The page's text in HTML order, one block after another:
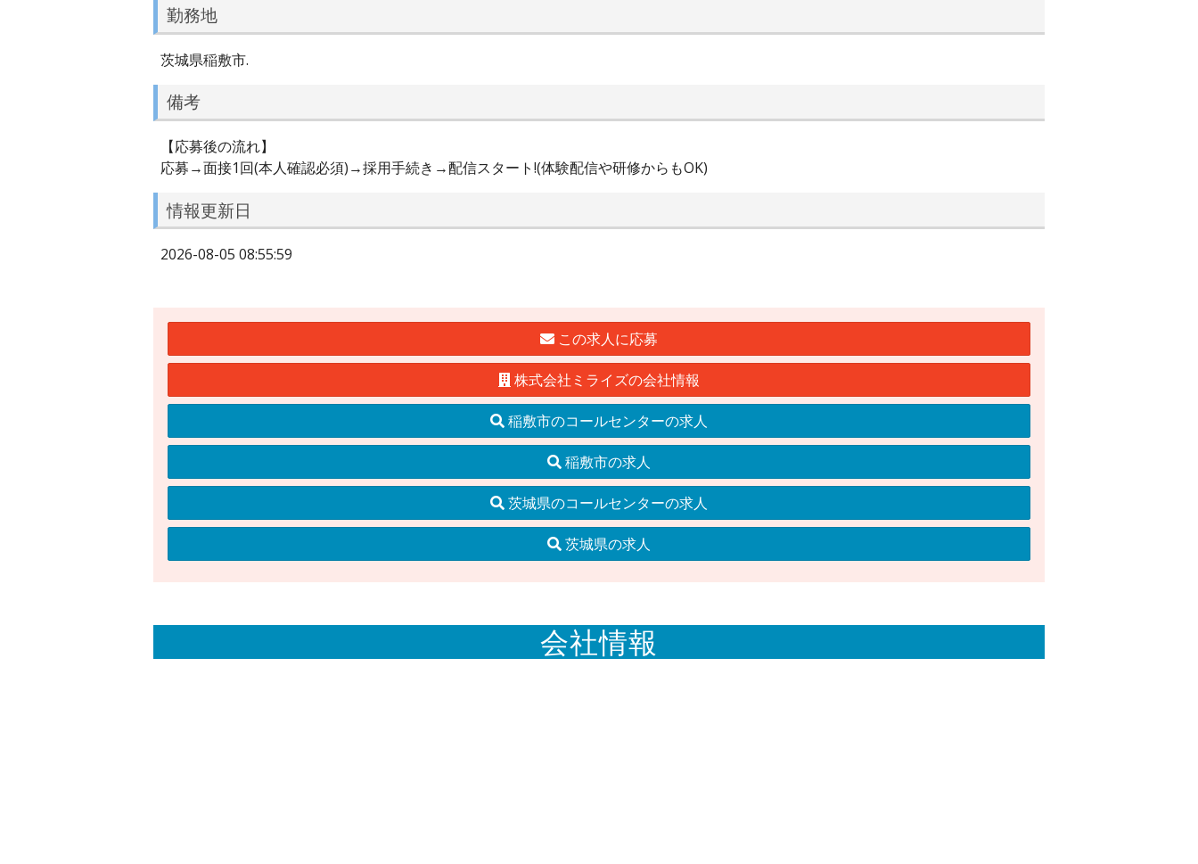
勤務地
茨城県稲敷市.
備考
【応募後の流れ】
応募→面接1回(本人確認必須)→採用手続き→配信スタート!(体験配信や研修からもOK)
情報更新日
2026-08-05 08:55:59
この求人に応募
株式会社ミライズの会社情報
稲敷市のコールセンターの求人
稲敷市の求人
茨城県のコールセンターの求人
茨城県の求人
会社情報